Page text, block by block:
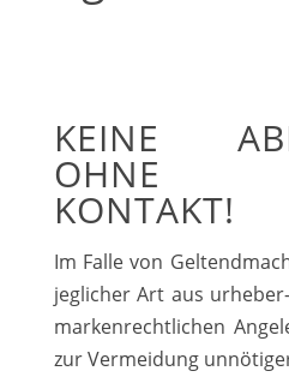
KEINE
OHNE
KONTAKT!
Im Falle von
jeglicher Art aus
markenrechtlichen
zur Vermeidung